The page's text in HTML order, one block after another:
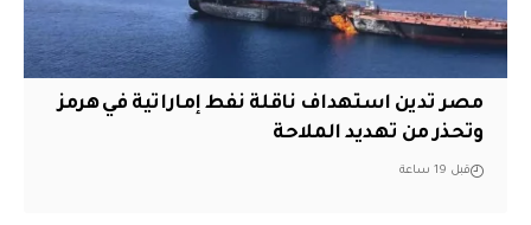
مصر تدين استهداف ناقلة نفط إماراتية في هرمز
وتحذر من تهديد الملاحة
قبل 19 ساعة